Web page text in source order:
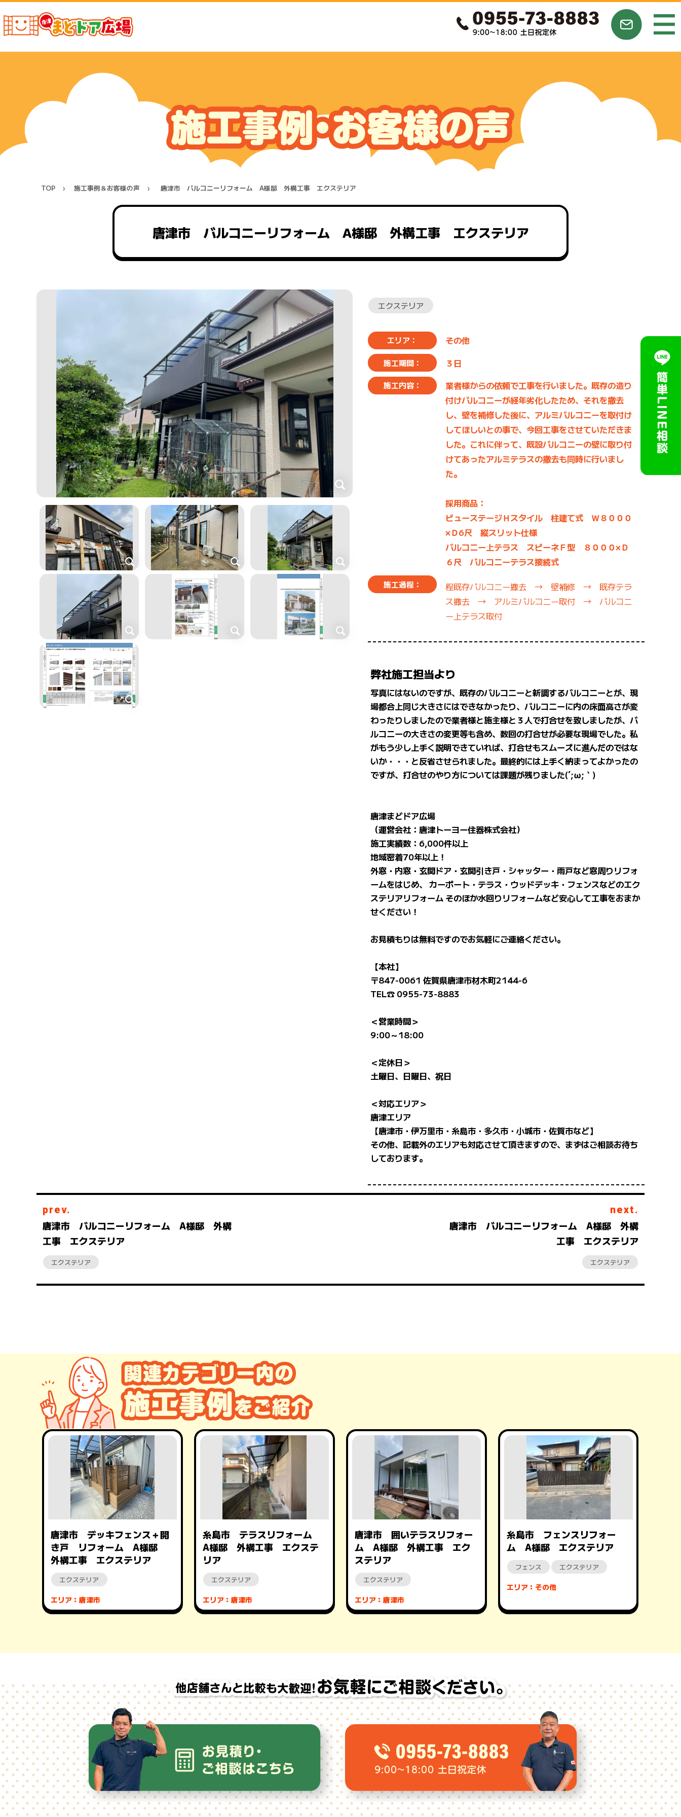
TOP 施工事例＆お客様の声 唐津市 バルコニーリフォーム A様邸 外構工事 エクステリア
唐津市 バルコニーリフォーム A様邸 外構工事 エクステリア
エクステリア
エリア： その他
施工期間： ３日
施工内容：
業者様からの依頼で工事を行いました。既存の造り
付けバルコニーが経年劣化したため、それを撤去
し、壁を補修した後に、アルミバルコニーを取付け
してほしいとの事で、今回工事をさせていただきま
した。これに伴って、既設バルコニーの壁に取り付
けてあったアルミテラスの撤去も同時に行いまし
た。
採用商品：
ビューステージＨスタイル 柱建て式 Ｗ８０００
×Ｄ6尺 縦スリット仕様
バルコニー上テラス スピーネＦ型 ８０００×Ｄ
６尺 バルコニーテラス接続式
施工過程：
程既存バルコニー撤去 → 壁補修 → 既存テラ
ス撤去 → アルミバルコニー取付 → バルコニ
ー上テラス取付
弊社施工担当より
写真にはないのですが、既存のバルコニーと新調するバルコニーとが、現
場都合上同じ大きさにはできなかったり、バルコニーに内の床面高さが変
わったりしましたので業者様と施主様と３人で打合せを致しましたが、バ
ルコニーの大きさの変更等も含め、数回の打合せが必要な現場でした。私
がもう少し上手く説明できていれば、打合せもスムーズに進んだのではな
いか・・・と反省させられました。最終的には上手く納まってよかったの
ですが、打合せのやり方については課題が残りました(´;ω;｀)
唐津まどドア広場
（運営会社：唐津トーヨー住器株式会社）
施工実績数：6,000件以上
地域密着70年以上！
外窓・内窓・玄関ドア・玄関引き戸・シャッター・雨戸など窓周りリフォ
ームをはじめ、 カーポート・テラス・ウッドデッキ・フェンスなどのエク
ステリアリフォーム そのほか水回りリフォームなど安心して工事をおまか
せください！
お見積もりは無料ですのでお気軽にご連絡ください。
【本社】
〒847-0061 佐賀県唐津市材木町2144-6
TEL☎ 0955-73-8883
＜営業時間＞
9:00～18:00
＜定休日＞
土曜日、日曜日、祝日
＜対応エリア＞
唐津エリア
【唐津市・伊万里市・糸島市・多久市・小城市・佐賀市など】
その他、記載外のエリアも対応させて頂きますので、まずはご相談お待ち
しております。
prev.
唐津市 バルコニーリフォーム A様邸 外構
工事 エクステリア
エクステリア
next.
唐津市 バルコニーリフォーム A様邸 外構
工事 エクステリア
エクステリア
唐津市 デッキフェンス＋開
き戸 リフォーム A様邸
外構工事 エクステリア
エクステリア
エリア：唐津市
糸島市 テラスリフォーム
A様邸 外構工事 エクステ
リア
エクステリア
エリア：唐津市
唐津市 囲いテラスリフォー
ム A様邸 外構工事 エク
ステリア
エクステリア
エリア：唐津市
糸島市 フェンスリフォー
ム A様邸 エクステリア
フェンス エクステリア
エリア：その他